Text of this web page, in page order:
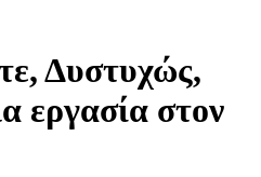
Δυστυχώς,
εργασία στον